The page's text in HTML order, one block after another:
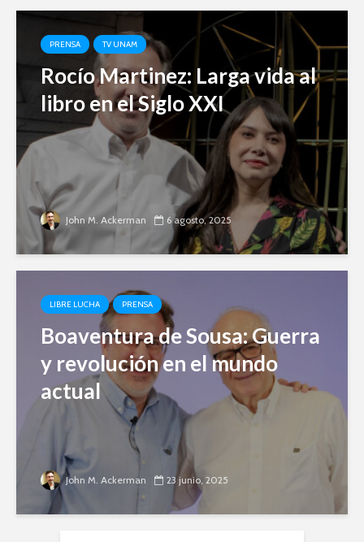
PRENSA TV UNAM
Rocío Martinez: Larga vida al
libro en el Siglo XXI
John M. Ackerman 6 agosto, 2025
LIBRE LUCHA PRENSA
Boaventura de Sousa: Guerra
y revolución en el mundo
actual
John M. Ackerman 23 junio, 2025